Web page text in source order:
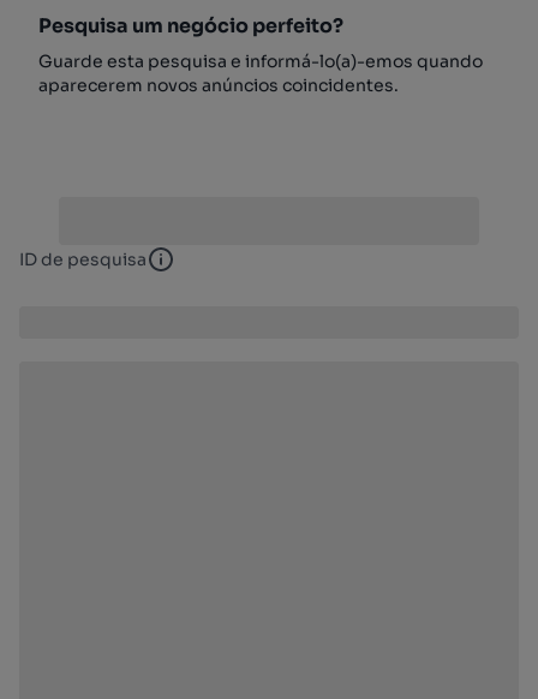
Pesquisa um negócio perfeito?
Guarde esta pesquisa e informá-lo(a)-emos quando
aparecerem novos anúncios coincidentes.
ID de pesquisa ID de pesquisa